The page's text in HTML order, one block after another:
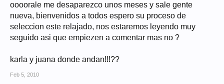
oooorale me desaparezco unos meses y sale gente
nueva, bienvenidos a todos espero su proceso de
seleccion este relajado, nos estaremos leyendo muy
seguido asi que empiezen a comentar mas no ?
karla y juana donde andan!!!??
Feb 5, 2010